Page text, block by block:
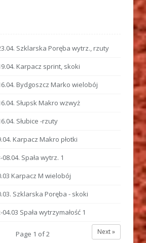
Szklarska Poręba wytrz., rzuty
Karpacz sprint, skoki
Bydgoszcz Marko wielobój
Słupsk Makro wzwyż
Słubice -rzuty
Karpacz Makro płotki
08.04. Spała wytrz. 1
Karpacz M wielobój
Szklarska Poręba - skoki
04.03 Spała wytrzymałość 1
Next »
Page 1 of2